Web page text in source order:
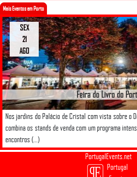
Mais Eventos em Porto
Feira do Livro do
Nos jardins do Palácio de Cristal com vista sobre o
combina os stands de venda com um programa
encontros (...)
SEX
21
AGO
PortugalEvents.net
Portugal